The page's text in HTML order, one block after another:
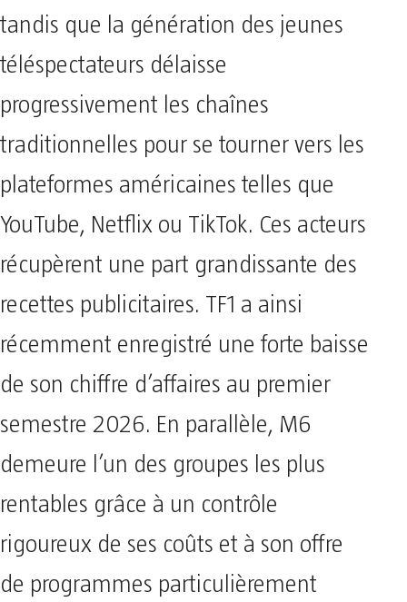
tandis que la génération des jeunes
téléspectateurs délaisse
progressivement les chaînes
traditionnelles pour se tourner vers les
plateformes américaines telles que
YouTube, Netflix ou TikTok. Ces acteurs
récupèrent une part grandissante des
recettes publicitaires. TF1 a ainsi
récemment enregistré une forte baisse
de son chiffre d’affaires au premier
semestre 2026. En parallèle, M6
demeure l’un des groupes les plus
rentables grâce à un contrôle
rigoureux de ses coûts et à son offre
de programmes particulièrement